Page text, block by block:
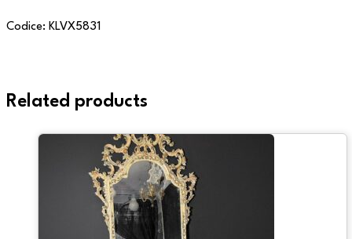
Codice: KLVX5831
Related products